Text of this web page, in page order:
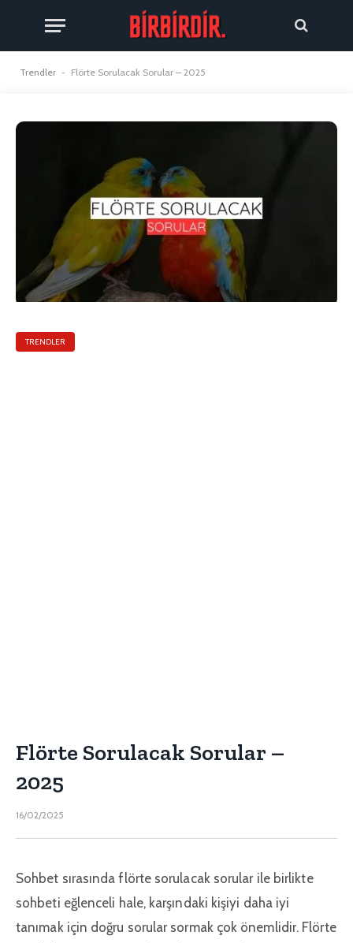
Trendler - Flörte Sorulacak Sorular – 2025
TRENDLER
Flörte Sorulacak Sorular –
2025
16/02/2025
Sohbet sırasında flörte sorulacak sorular ile birlikte
sohbeti eğlenceli hale, karşındaki kişiyi daha iyi
tanımak için doğru sorular sormak çok önemlidir. Flörte